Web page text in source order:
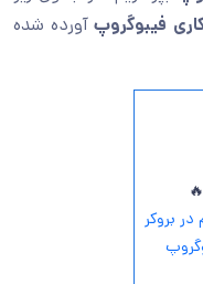
فیبوگروپآورده شده
🔥
در بروکر